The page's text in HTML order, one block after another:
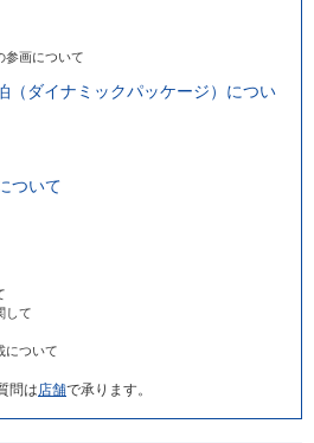
参画について
（ダイナミックパッケージ）につい
ついて
して
について
問は 店舗で承ります。